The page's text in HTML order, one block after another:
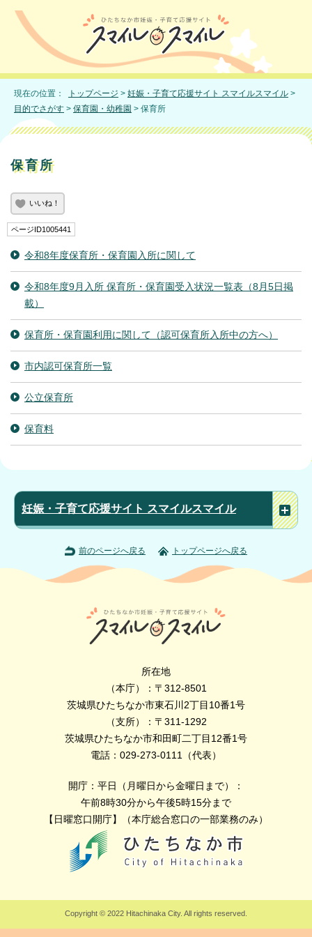
現在の位置： トップページ > 妊娠・子育て応援サイト スマイルスマイル >
目的でさがす > 保育園・幼稚園 > 保育所
保育所
いいね！
ページID1005441
令和8年度保育所・保育園入所に関して
令和8年度9月入所 保育所・保育園受入状況一覧表（8月5日掲
載）
保育所・保育園利用に関して（認可保育所入所中の方へ）
市内認可保育所一覧
公立保育所
保育料
妊娠・子育て応援サイト スマイルスマイル
前のページへ戻る トップページへ戻る
所在地
（本庁）：〒312-8501
茨城県ひたちなか市東石川2丁目10番1号
（支所）：〒311-1292
茨城県ひたちなか市和田町二丁目12番1号
電話：029-273-0111（代表）
開庁：平日（月曜日から金曜日まで）：
午前8時30分から午後5時15分まで
【日曜窓口開庁】（本庁総合窓口の一部業務のみ）
Copyright © 2022 Hitachinaka City. All rights reserved.